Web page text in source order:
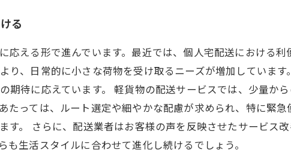
る
える形で進んでいます。最近では、個人宅配送における利
り、日常的に小さな荷物を受け取るニーズが増加していま
期待に応えています。 軽貨物の配送サービスでは、少量か
たっては、ルート選定や細やかな配慮が求められ、特に緊
す。 さらに、配送業者はお客様の声を反映させたサービス
生活スタイルに合わせて進化し続けるでしょう。